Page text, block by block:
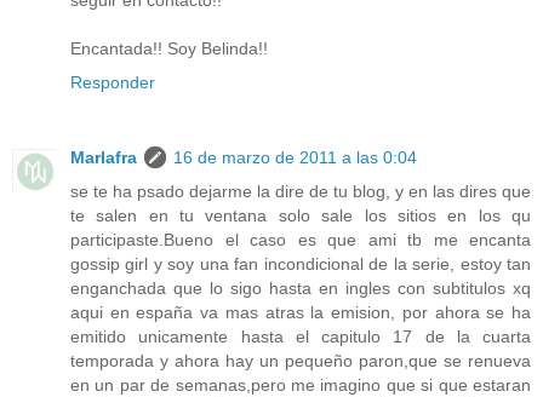
Encantada!! Soy Belinda!!
Responder
Marlafra
16 de marzo de 2011 a las 0:04
se te ha psado dejarme la dire de tu blog, y en las dires que
te salen en tu ventana solo sale los sitios en los qu
participaste.Bueno el caso es que ami tb me encanta
gossip girl y soy una fan incondicional de la serie, estoy tan
enganchada que lo sigo hasta en ingles con subtitulos xq
aqui en españa va mas atras la emision, por ahora se ha
emitido unicamente hasta el capitulo 17 de la cuarta
temporada y ahora hay un pequeño paron,que se renueva
en un par de semanas,pero me imagino que si que estaran